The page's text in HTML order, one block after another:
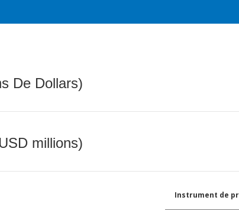
De Dollars)
millions)
Instrument de